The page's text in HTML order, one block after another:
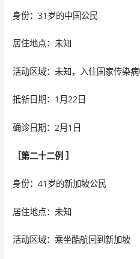
身份：31岁的中国公民
居住地点：未知
活动区域：未知，入住国家传染
抵新日期：1月22日
确诊日期：2月1日
［第二十二例 ］
身份：41岁的新加坡公民
居住地点：未知
活动区域：乘坐酷航回到新加坡